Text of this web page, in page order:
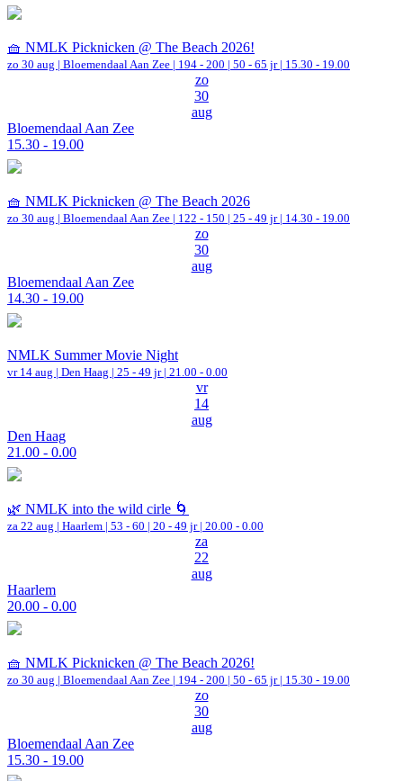
🧺 NMLK Picknicken @ The Beach 2026!
zo 30 aug | Bloemendaal Aan Zee | 194 - 200 | 50 - 65 jr | 15.30 - 19.00
zo
30
aug
Bloemendaal Aan Zee
15.30 - 19.00
🧺 NMLK Picknicken @ The Beach 2026
zo 30 aug | Bloemendaal Aan Zee | 122 - 150 | 25 - 49 jr | 14.30 - 19.00
zo
30
aug
Bloemendaal Aan Zee
14.30 - 19.00
NMLK Summer Movie Night
vr 14 aug | Den Haag | 25 - 49 jr | 21.00 - 0.00
vr
14
aug
Den Haag
21.00 - 0.00
🌿 NMLK into the wild cirle 🌀
za 22 aug | Haarlem | 53 - 60 | 20 - 49 jr | 20.00 - 0.00
za
22
aug
Haarlem
20.00 - 0.00
🧺 NMLK Picknicken @ The Beach 2026!
zo 30 aug | Bloemendaal Aan Zee | 194 - 200 | 50 - 65 jr | 15.30 - 19.00
zo
30
aug
Bloemendaal Aan Zee
15.30 - 19.00